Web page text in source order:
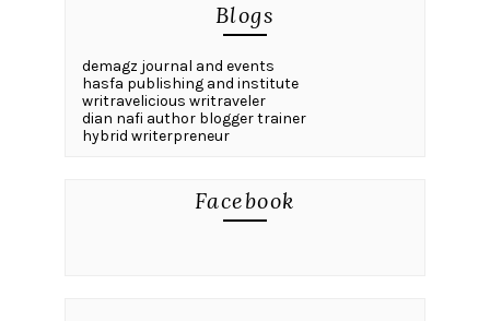
Blogs
demagz journal and events
hasfa publishing and institute
writravelicious writraveler
dian nafi author blogger trainer
hybrid writerpreneur
Facebook